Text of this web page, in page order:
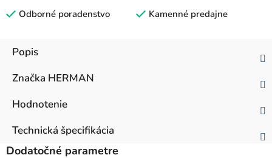
Odborné poradenstvo Kamenné predajne
Popis
Značka HERMAN
Hodnotenie
Technická špecifikácia
Dodatočné parametre